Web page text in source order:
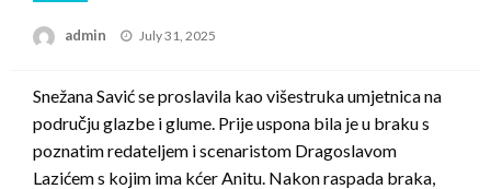
admin
Posted
July 31, 2025
Snežana Savić se proslavila kao višestruka umjetnica na
području glazbe i glume. Prije uspona bila je u braku s
poznatim redateljem i scenaristom Dragoslavom
Lazićem s kojim ima kćer Anitu. Nakon raspada braka,